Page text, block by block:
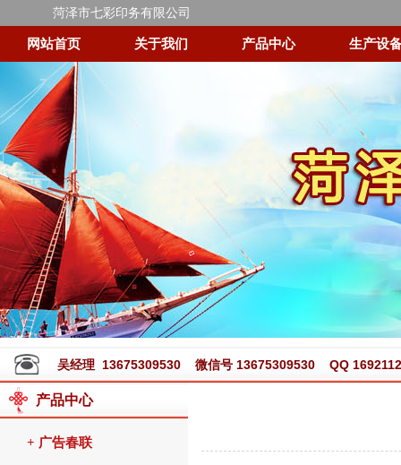
菏泽市七彩印务有限公司
网站首页 关于我们 产品中心 生产设
吴经理 13675309530 微信号 13675309530 QQ
产品中心
+ 广告春联